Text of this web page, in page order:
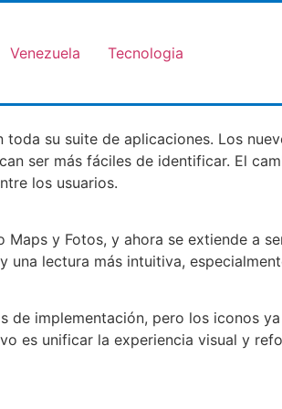
Venezuela Tecnologia
su suite de aplicaciones. Los
ser más fáciles de identificar. El
los usuarios.
y Fotos, y ahora se extiende a
lectura más intuitiva,
de implementación, pero los iconos
es unificar la experiencia visual y